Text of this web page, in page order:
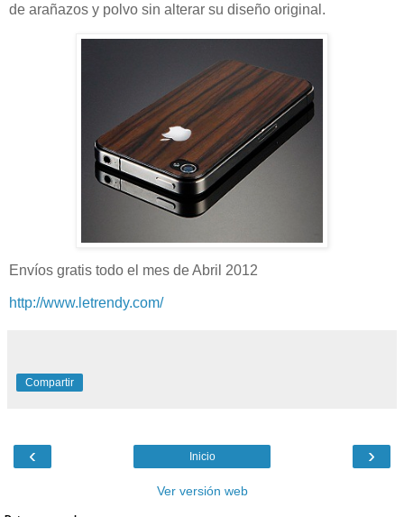
de arañazos y polvo sin alterar su diseño original.
Envíos gratis todo el mes de Abril 2012
http://www.letrendy.com/
Compartir
‹ ›
Inicio
Ver versión web